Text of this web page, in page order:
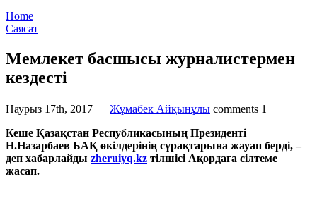
Home
Саясат
Мемлекет басшысы журналистермен
кездесті
Наурыз 17th, 2017 Жұмабек Айқынұлы comments 1
Кеше Қазақстан Республикасының Президенті
Н.Назарбаев БАҚ өкілдерінің сұрақтарына жауап берді, –
деп хабарлайды zheruiyq.kz тілшісі Ақордаға сілтеме
жасап.